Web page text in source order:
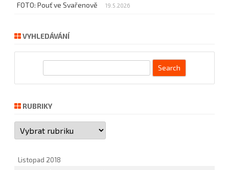
FOTO: Pouť ve Svařenově 19.5.2026
VYHLEDÁVÁNÍ
r
RUBRIKY
Rubriky
Listopad 2018